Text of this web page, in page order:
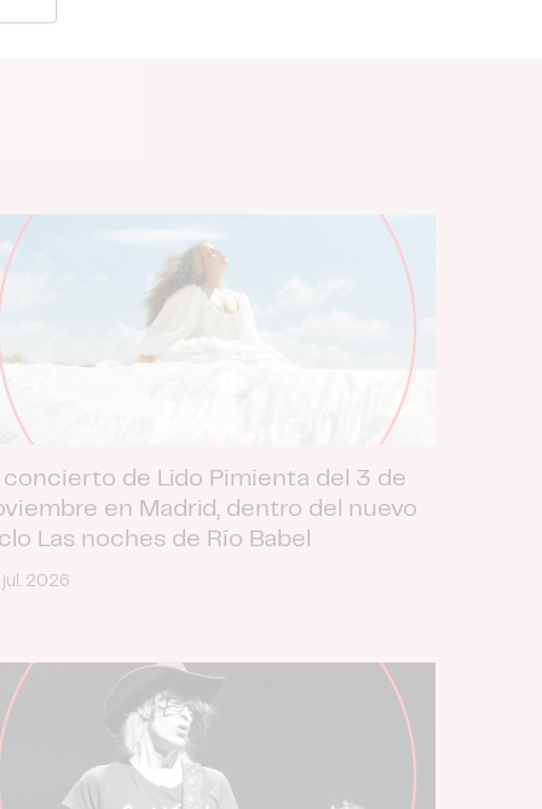
concierto de Lido Pimienta del 3 de
en Madrid, dentro del nuevo
Las noches de Río Babel
2026